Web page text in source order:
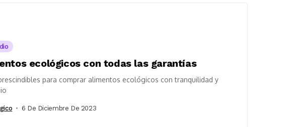
ecológicos con todas las garantías
para comprar alimentos ecológicos con tranquilidad y
6 De Diciembre De 2023